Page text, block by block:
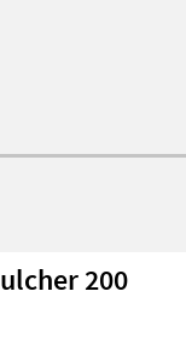
200